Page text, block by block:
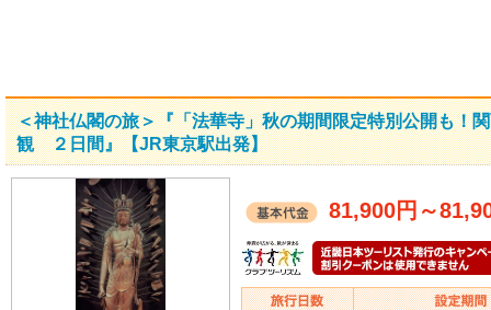
＜神社仏閣の旅＞『「法華寺」秋の期間限定特別公開も！
観 ２日間』【JR東京駅出発】
81,900円 ～